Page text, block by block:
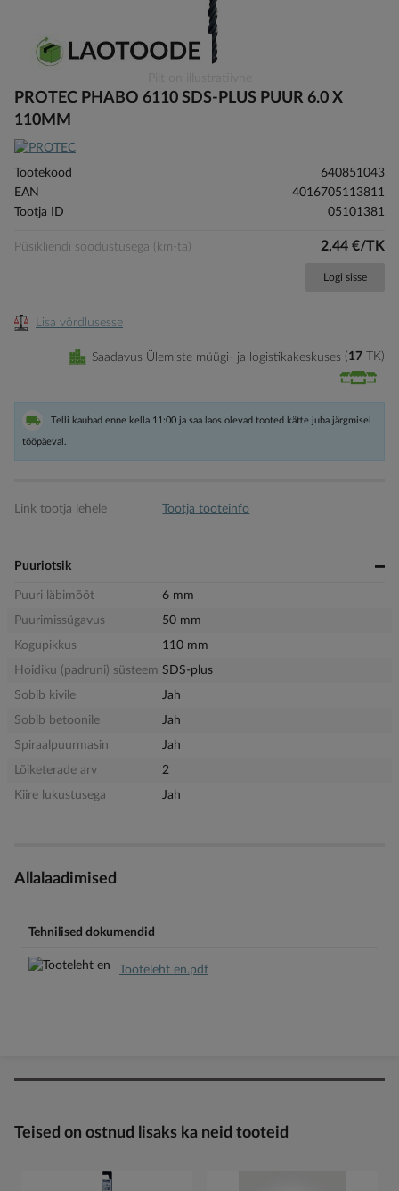
to
the
of
the
images
PROTEC PHABO 6110 SDS-PLUS PUUR 6.0 X
110MM
Tootekood
640851043
EAN
4016705113811
Tootja ID
05101381
Püsikliendi soodustusega (km-ta) 2,44 €/TK
Logi sisse
Lisa võrdlusesse
Saadavus Ülemiste müügi- ja logistikakeskuses 17 TK
Telli kaubad enne kella 11:00 ja saa laos olevad tooted kätte juba järgmisel
tööpäeval.
Link tootja lehele Tootja tooteinfo
Puuriotsik
Puuri läbimõõt
6 mm
Puurimissügavus
50 mm
Kogupikkus
110 mm
Hoidiku (padruni) süsteem SDS-plus
Sobib kivile
Jah
Sobib betoonile
Jah
Spiraalpuurmasin
Jah
Lõiketerade arv
2
Kiire lukustusega
Jah
Allalaadimised
Tehnilised dokumendid
Tooteleht en.pdf
Teised on ostnud lisaks ka neid tooteid